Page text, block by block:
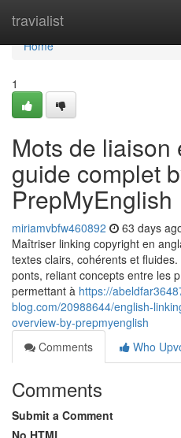
travialist
Home
Home
1
Mots de liaison
guide complet
PrepMyEnglish
miriamvbfw460892 63 days
Maîtriser linking copyright en
textes clairs, cohérents et
ponts, reliant concepts entre les
permettant à https://
blog.com/20988644/english-
overview-by-prepmyenglish
Comments
Who
Comments
Submit a Comment
No HTML